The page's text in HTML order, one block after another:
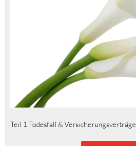
Teil 1 Todesfall & Versicherungsverträge